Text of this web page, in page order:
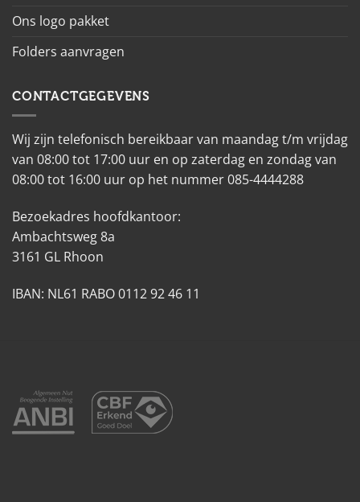
Ons logo pakket
Folders aanvragen
CONTACTGEGEVENS
Wij zijn telefonisch bereikbaar van maandag t/m vrijdag
van 08:00 tot 17:00 uur en op zaterdag en zondag van
08:00 tot 16:00 uur op het nummer 085-4444288
Bezoekadres hoofdkantoor:
Ambachtsweg 8a
3161 GL Rhoon
IBAN: NL61 RABO 0112 92 46 11